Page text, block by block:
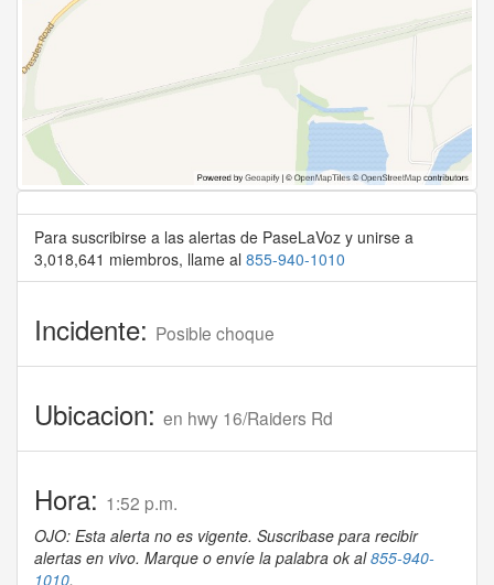
Para suscribirse a las alertas de PaseLaVoz y unirse a
3,018,641 miembros, llame al 855-940-1010
Incidente: Posible choque
Ubicacion: en hwy 16/Raiders Rd
Hora: 1:52 p.m.
OJO: Esta alerta no es vigente. Suscribase para recibir
alertas en vivo. Marque o envíe la palabra ok al855-940-
1010.